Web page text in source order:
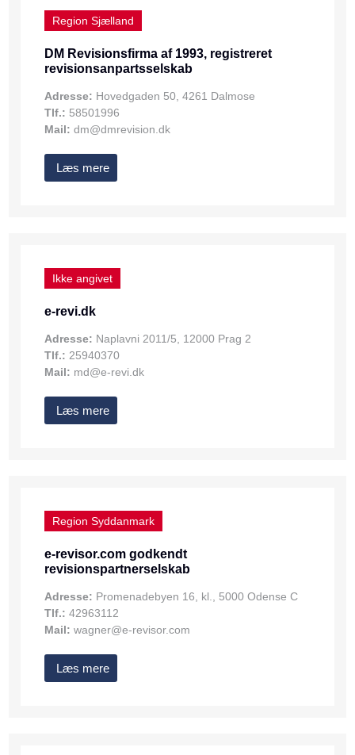
Region Sjælland
DM Revisionsfirma af 1993, registreret
revisionsanpartsselskab
Adresse: Hovedgaden 50, 4261 Dalmose
Tlf.: 58501996
Mail: dm@dmrevision.dk
Læs mere
Ikke angivet
e-revi.dk
Adresse: Naplavni 2011/5, 12000 Prag 2
Tlf.: 25940370
Mail: md@e-revi.dk
Læs mere
Region Syddanmark
e-revisor.com godkendt
revisionspartnerselskab
Adresse: Promenadebyen 16, kl., 5000 Odense C
Tlf.: 42963112
Mail: wagner@e-revisor.com
Læs mere